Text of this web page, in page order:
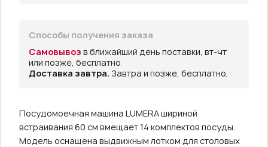
Способы получения заказа
Самовывоз в ближайший день поставки, вт-чт
или позже, бесплатно
Доставка завтра. Завтра и позже, бесплатно.
Посудомоечная машина LUMERA шириной
встраивания 60 см вмещает 14 комплектов посуды.
Модель оснащена выдвижным лотком для столовых